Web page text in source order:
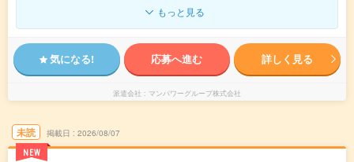
もっと見る
気になる! 応募へ進む 詳しく見る
派遣会社 マンパワーグループ株式会社
未読
NEW
掲載日 2026/08/07